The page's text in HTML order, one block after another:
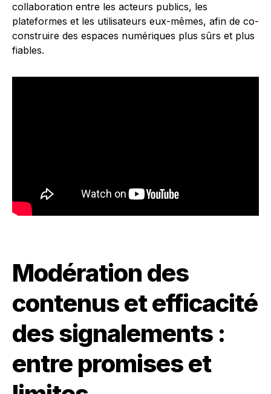
collaboration entre les acteurs publics, les
plateformes et les utilisateurs eux-mêmes, afin de co-
construire des espaces numériques plus sûrs et plus
fiables.
Modération des
contenus et efficacité
des signalements :
entre promises et